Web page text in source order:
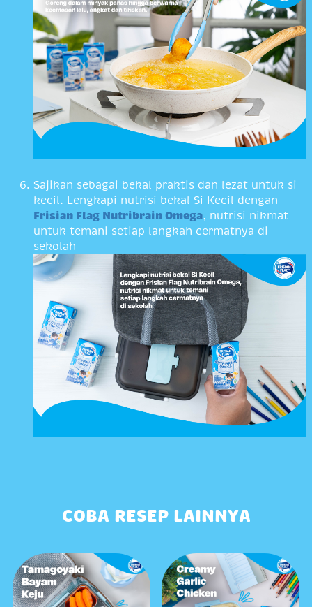
Sajikan sebagai bekal praktis dan lezat untuk si
kecil. Lengkapi nutrisi bekal Si Kecil dengan
Frisian Flag Nutribrain Omega, nutrisi nikmat
untuk temani setiap langkah cermatnya di
sekolah
COBA RESEP LAINNYA